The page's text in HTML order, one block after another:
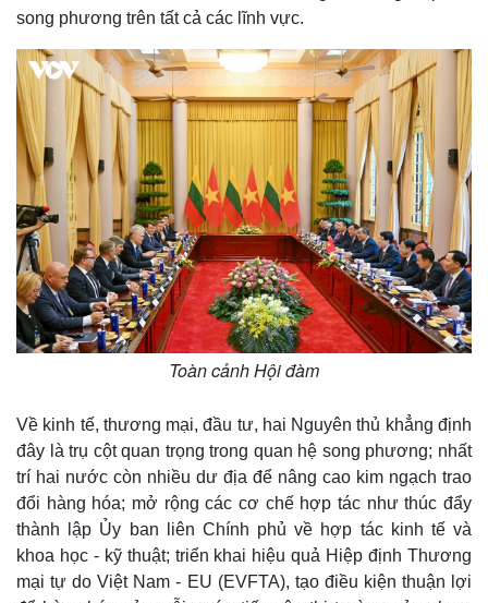
song phương trên tất cả các lĩnh vực.
Toàn cảnh Hội đàm
Về kinh tế, thương mại, đầu tư, hai Nguyên thủ khẳng định
đây là trụ cột quan trọng trong quan hệ song phương; nhất
trí hai nước còn nhiều dư địa để nâng cao kim ngạch trao
đổi hàng hóa; mở rộng các cơ chế hợp tác như thúc đẩy
thành lập Ủy ban liên Chính phủ về hợp tác kinh tế và
khoa học - kỹ thuật; triển khai hiệu quả Hiệp định Thương
mại tự do Việt Nam - EU (EVFTA), tạo điều kiện thuận lợi